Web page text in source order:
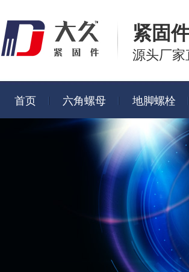
紧固
源头厂
首页 六角螺母 地脚螺栓